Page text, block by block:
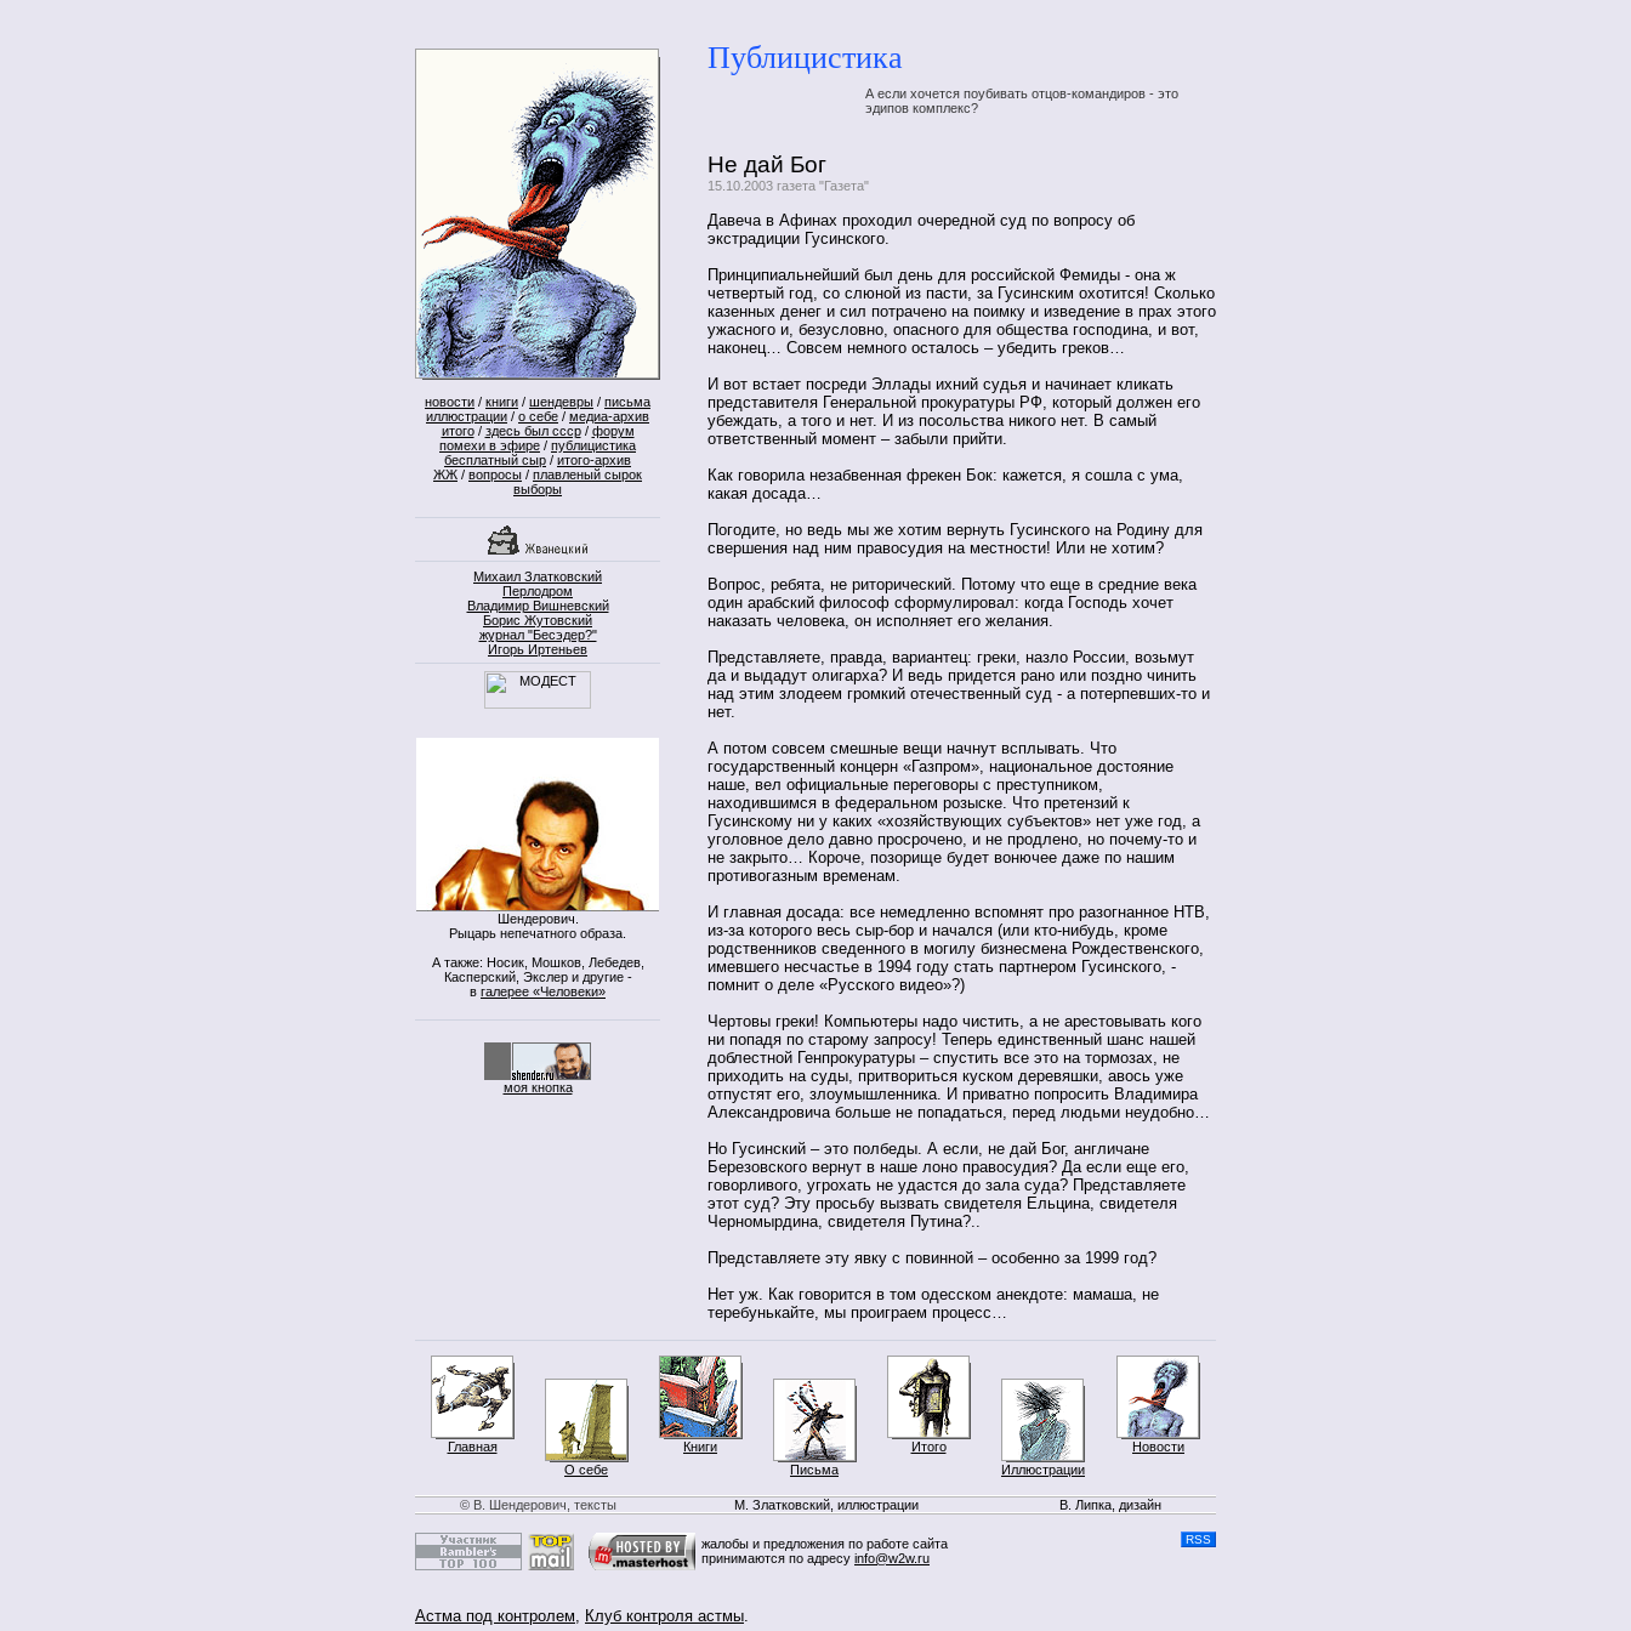
новости / книги / шендевры / письма
иллюстрации / о себе / медиа-архив
итого/ здесь был ссср/ форум
помехи в эфире / публицистика
бесплатный сыр / итого-архив
ЖЖ / вопросы / плавленый сырок
выборы
Михаил Златковский
Перлодром
Владимир Вишневский
Борис Жутовский
журнал "Бесэдер?"
Игорь Иртеньев
Шендерович.
Рыцарь непечатного образа.
А также: Носик, Мошков, Лебедев,
Касперский, Экслер и другие -
в галерее «Человеки»
моя кнопка
Публицистика
А если хочется поубивать отцов-командиров - это
эдипов комплекс?
Не дай Бог
15.10.2003 газета "Газета"
Давеча в Афинах проходил очередной суд по вопросу об
экстрадиции Гусинского.
Принципиальнейший был день для российской Фемиды - она ж
четвертый год, со слюной из пасти, за Гусинским охотится! Сколько
казенных денег и сил потрачено на поимку и изведение в прах этого
ужасного и, безусловно, опасного для общества господина, и вот,
наконец… Совсем немного осталось – убедить греков…
И вот встает посреди Эллады ихний судья и начинает кликать
представителя Генеральной прокуратуры РФ, который должен его
убеждать, а того и нет. И из посольства никого нет. В самый
ответственный момент – забыли прийти.
Как говорила незабвенная фрекен Бок: кажется, я сошла с ума,
какая досада…
Погодите, но ведь мы же хотим вернуть Гусинского на Родину для
свершения над ним правосудия на местности! Или не хотим?
Вопрос, ребята, не риторический. Потому что еще в средние века
один арабский философ сформулировал: когда Господь хочет
наказать человека, он исполняет его желания.
Представляете, правда, вариантец: греки, назло России, возьмут
да и выдадут олигарха? И ведь придется рано или поздно чинить
над этим злодеем громкий отечественный суд - а потерпевших-то и
нет.
А потом совсем смешные вещи начнут всплывать. Что
государственный концерн «Газпром», национальное достояние
наше, вел официальные переговоры с преступником,
находившимся в федеральном розыске. Что претензий к
Гусинскому ни у каких «хозяйствующих субъектов» нет уже год, а
уголовное дело давно просрочено, и не продлено, но почему-то и
не закрыто… Короче, позорище будет вонючее даже по нашим
противогазным временам.
И главная досада: все немедленно вспомнят про разогнанное НТВ,
из-за которого весь сыр-бор и начался (или кто-нибудь, кроме
родственников сведенного в могилу бизнесмена Рождественского,
имевшего несчастье в 1994 году стать партнером Гусинского, -
помнит о деле «Русского видео»?)
Чертовы греки! Компьютеры надо чистить, а не арестовывать кого
ни попадя по старому запросу! Теперь единственный шанс нашей
доблестной Генпрокуратуры – спустить все это на тормозах, не
приходить на суды, притвориться куском деревяшки, авось уже
отпустят его, злоумышленника. И приватно попросить Владимира
Александровича больше не попадаться, перед людьми неудобно…
Но Гусинский – это полбеды. А если, не дай Бог, англичане
Березовского вернут в наше лоно правосудия? Да если еще его,
говорливого, угрохать не удастся до зала суда? Представляете
этот суд? Эту просьбу вызвать свидетеля Ельцина, свидетеля
Черномырдина, свидетеля Путина?..
Представляете эту явку с повинной – особенно за 1999 год?
Нет уж. Как говорится в том одесском анекдоте: мамаша, не
теребунькайте, мы проиграем процесс…
Главная
О себе
Книги
Письма
Итого
Иллюстрации
Новости
© В. Шендерович, тексты М. Златковский, иллюстрации В. Липка, дизайн
жалобы и предложения по работе сайта
принимаются по адресу info@w2w.ru
RSS
Астма под контролем, Клуб контроля астмы.